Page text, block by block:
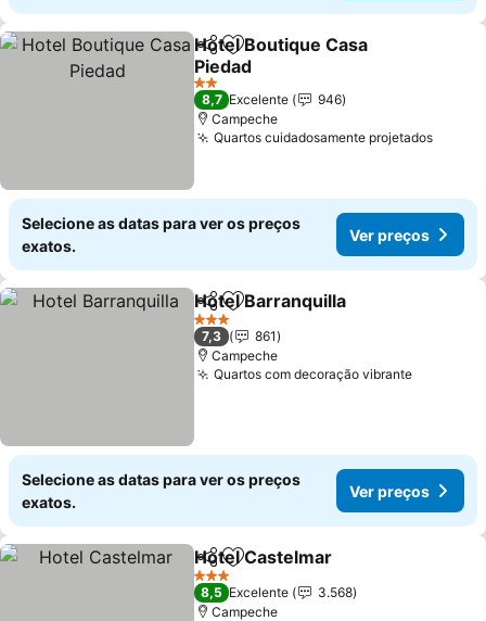
PartilharAdicionar aos favoritos
Hotel Boutique Casa
Piedad
Ver preços
2 Estrelas
8,7 Excelente
946
Campeche
Quartos cuidadosamente projetadosVer
Selecione as datas para ver os preços
exatos.
Ver preços
PartilharAdicionar aos favoritos
Hotel Barranquilla
3 Estrelas
7,3
861
Campeche
Quartos com decoração vibranteVer
Selecione as datas para ver os preços
exatos.
Ver preços
PartilharAdicionar aos favoritos
Hotel Castelmar
3 Estrelas
8,5 Excelente
3.568
Campeche